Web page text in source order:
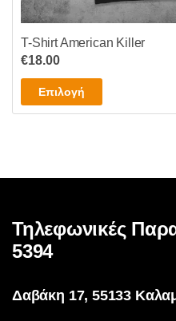
T-Shirt American Killer
€18.00
Επιλογή
το
παραλλαγές.
επιλογές
μπορούν
στη
Τηλεφωνικές
5394
Δαβάκη 17, 55133